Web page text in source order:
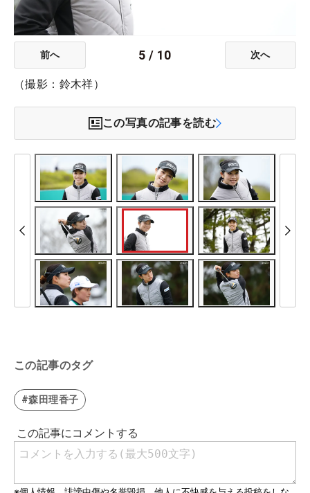
前へ 5 / 10 次へ
（撮影：鈴木祥）
この写真の記事を読む
この記事のタグ
#森田理香子